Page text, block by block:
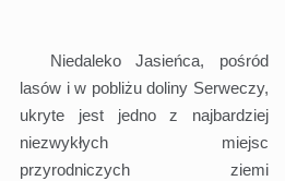
Niedaleko Jasieńca, pośród
lasów i w pobliżu doliny Serweczy,
ukryte jest jedno z najbardziej
niezwykłych miejsc
przyrodniczych ziemi